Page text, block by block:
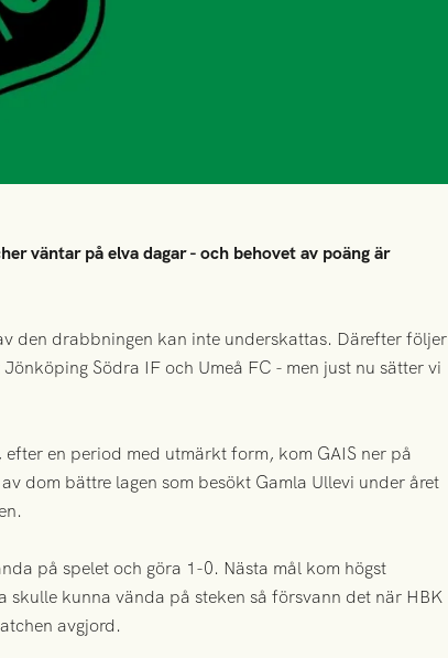
väntar på elva dagar - och behovet av poäng är
den drabbningen kan inte underskattas. Därefter följer
Södra IF och Umeå FC - men just nu sätter vi
en period med utmärkt form, kom GAIS ner på
dom bättre lagen som besökt Gamla Ullevi under året
på spelet och göra 1-0. Nästa mål kom högst
kunna vända på steken så försvann det när HBK
avgjord.